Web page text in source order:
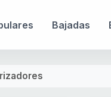
Bajadas